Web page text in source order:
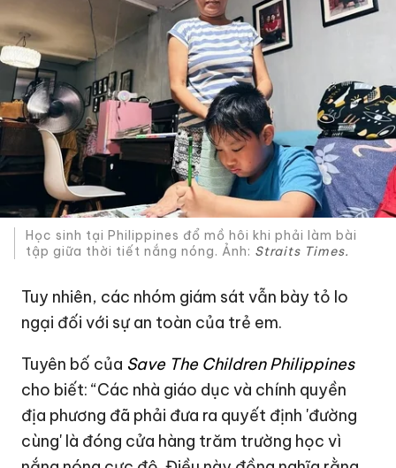
Học sinh tại Philippines đổ mồ hôi khi phải làm bài
tập giữa thời tiết nắng nóng. Ảnh: Straits Times.
Tuy nhiên, các nhóm giám sát vẫn bày tỏ lo
ngại đối với sự an toàn của trẻ em.
Tuyên bố của Save The Children Philippines
cho biết: “Các nhà giáo dục và chính quyền
địa phương đã phải đưa ra quyết định 'đường
cùng' là đóng cửa hàng trăm trường học vì